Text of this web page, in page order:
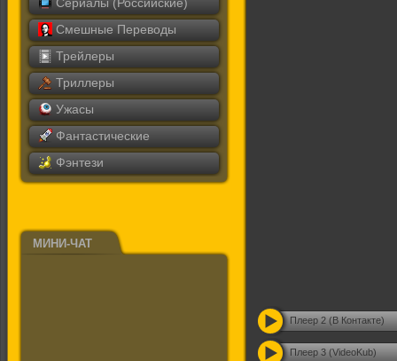
Смешные Переводы
Трейлеры
Триллеры
Ужасы
Фантастические
Фэнтези
МИНИ-ЧАТ
Плеер 2 (В Контакте)
Плеер 3 (VideoKub)